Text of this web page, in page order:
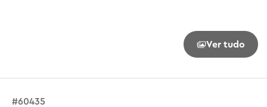
Ver tudo
#60435